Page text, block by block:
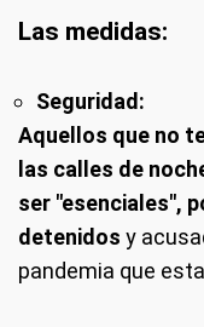
Las medidas:
Seguridad:
Aquellos que no
las calles de
ser "esenciales",
detenidos y
pandemia que